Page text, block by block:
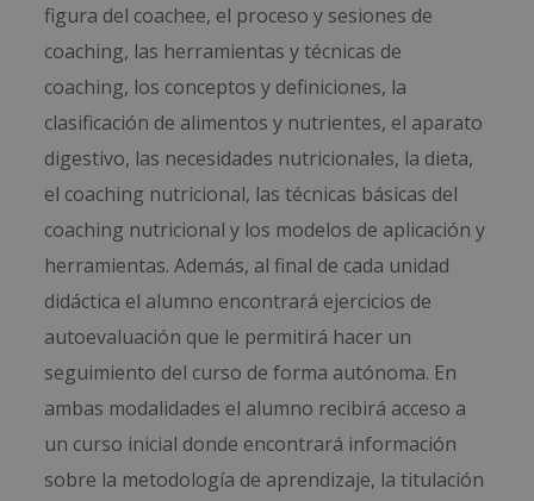
figura del coachee, el proceso y sesiones de
coaching, las herramientas y técnicas de
coaching, los conceptos y definiciones, la
clasificación de alimentos y nutrientes, el aparato
digestivo, las necesidades nutricionales, la dieta,
el coaching nutricional, las técnicas básicas del
coaching nutricional y los modelos de aplicación y
herramientas. Además, al final de cada unidad
didáctica el alumno encontrará ejercicios de
autoevaluación que le permitirá hacer un
seguimiento del curso de forma autónoma. En
ambas modalidades el alumno recibirá acceso a
un curso inicial donde encontrará información
sobre la metodología de aprendizaje, la titulación